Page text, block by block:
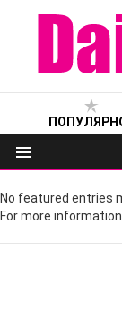
Меню
No featured entries
For more